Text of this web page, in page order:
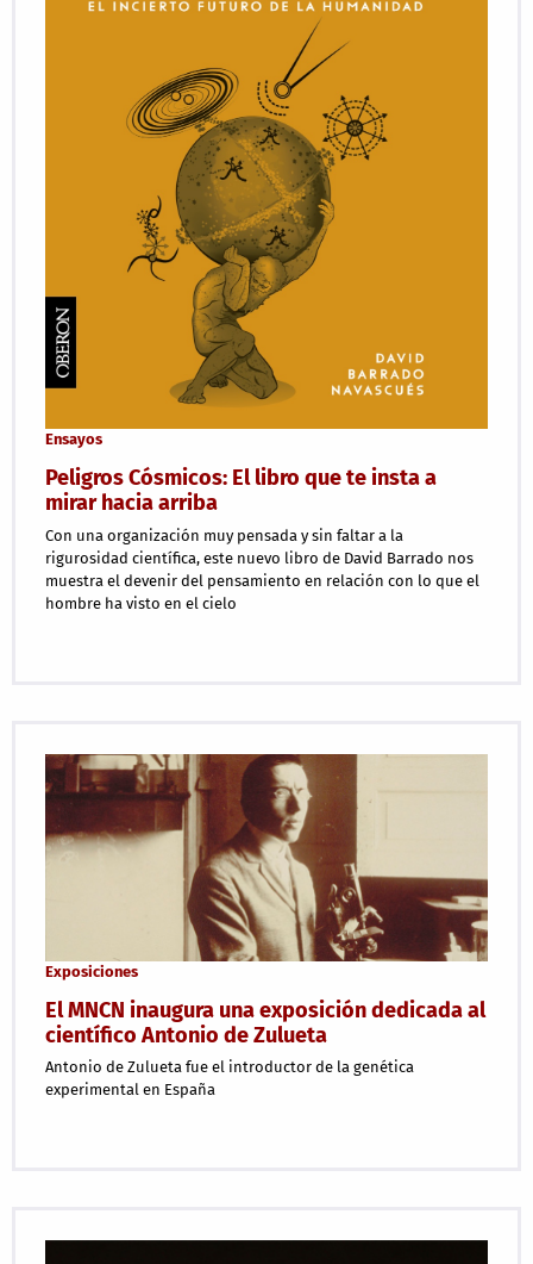
Ensayos
Peligros Cósmicos: El libro que te insta a
mirar hacia arriba
Con una organización muy pensada y sin faltar a la
rigurosidad científica, este nuevo libro de David Barrado nos
muestra el devenir del pensamiento en relación con lo que el
hombre ha visto en el cielo
Exposiciones
El MNCN inaugura una exposición dedicada al
científico Antonio de Zulueta
Antonio de Zulueta fue el introductor de la genética
experimental en España